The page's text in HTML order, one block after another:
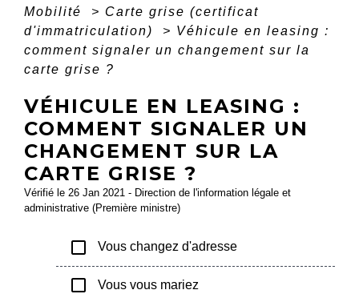
Mobilité
> Carte grise (certificat
d'immatriculation)
> Véhicule en leasing :
comment signaler un changement sur la
carte grise ?
VÉHICULE EN LEASING :
COMMENT SIGNALER UN
CHANGEMENT SUR LA
CARTE GRISE ?
Vérifié le 26 Jan 2021 - Direction de l'information légale et
administrative (Première ministre)
check_box_outline_blank Vous changez d'adresse
check_box_outline_blank Vous vous mariez